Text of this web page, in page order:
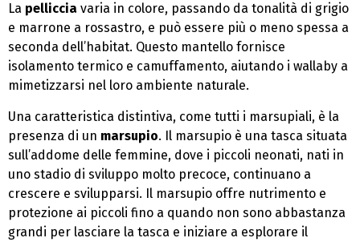
La pelliccia varia in colore, passando da tonalità di grigio
e marrone a rossastro, e può essere più o meno spessa a
seconda dell’habitat. Questo mantello fornisce
isolamento termico e camuffamento, aiutando i wallaby a
mimetizzarsi nel loro ambiente naturale.
Una caratteristica distintiva, come tutti i marsupiali, è la
presenza di un marsupio. Il marsupio è una tasca situata
sull’addome delle femmine, dove i piccoli neonati, nati in
uno stadio di sviluppo molto precoce, continuano a
crescere e svilupparsi. Il marsupio offre nutrimento e
protezione ai piccoli fino a quando non sono abbastanza
grandi per lasciare la tasca e iniziare a esplorare il